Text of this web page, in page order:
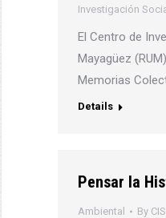
Investigación
El Centro de
Mayagüez
Memorias
Details
Pensar la
Ambiental By